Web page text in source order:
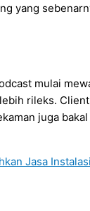
yang
mulai
rileks.
juga